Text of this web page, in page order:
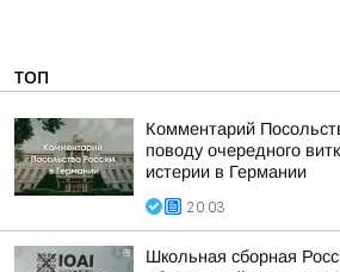
ТОП
Комментарий
поводу очередного
истерии в Германии
20:03
Школьная сборная